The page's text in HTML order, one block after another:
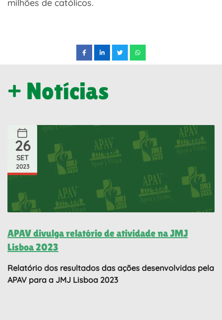
milhões de católicos.
+ Notícias
26
SET
2023
APAV divulga relatório de atividade na JMJ
Lisboa 2023
Relatório dos resultados das ações desenvolvidas pela
APAV para a JMJ Lisboa 2023